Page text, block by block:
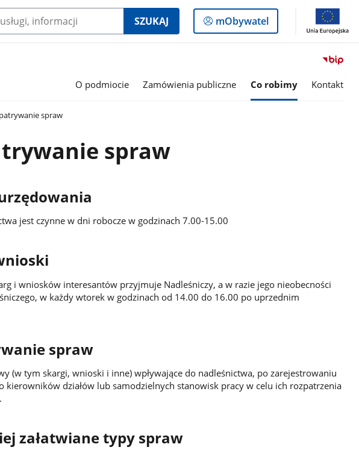
SZUKAJ
Logowanie
do
mObywatel
O podmiocie Zamówienia publiczne Co robimy Kontakt
spraw
spraw
jest czynne w dni robocze w godzinach 7.00-15.00
i wniosków interesantów przyjmuje Nadleśniczy, a w razie jego nieobecności
w każdy wtorek w godzinach od 14.00 do 16.00 po uprzednim
spraw
(w tym skargi, wnioski i inne) wpływające do nadleśnictwa, po zarejestrowaniu
kierowników działów lub samodzielnych stanowisk pracy w celu ich rozpatrzenia
załatwiane typy spraw